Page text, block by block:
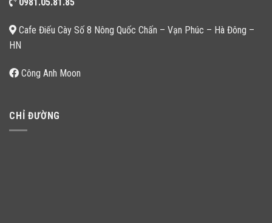
Cafe Điếu Cày Số 8 Nông Quốc Chấn – Vạn Phúc – Hà Đông –
HN
Công Anh Moon
CHỈ ĐƯỜNG